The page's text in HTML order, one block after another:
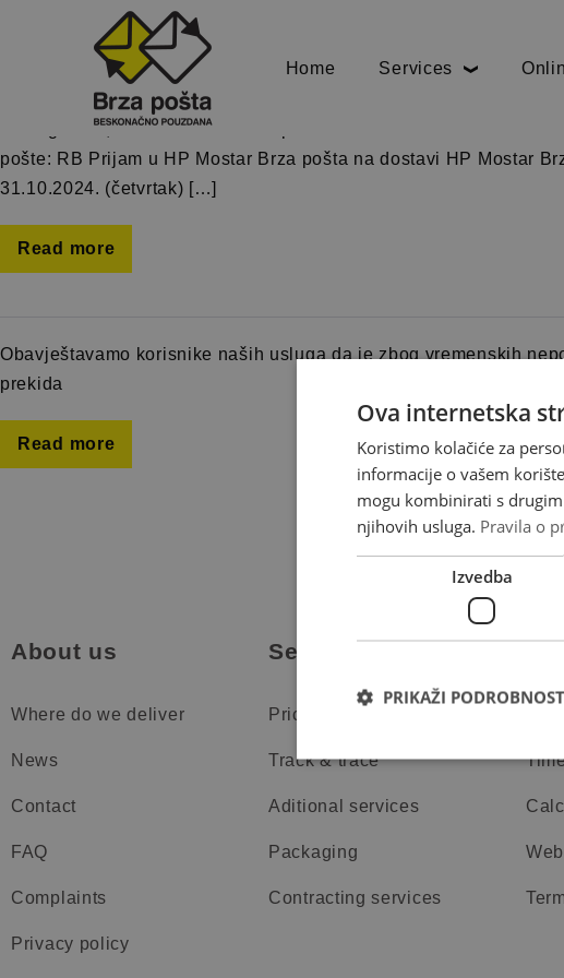
Home Services
Mjesec:Oktobar 2024.
Obavještavamo korisnike naših usluga da je povodom vjerskog
2024.godine, neradni dan za sve poštanske urede. U skladu s
pošte: RB Prijam u HP Mostar Brza pošta na dostavi HP Mostar
31.10.2024. (četvrtak) […]
Read more
Obavještavamo korisnike naših usluga da je zbog vremenskih
prekida
Read more
About us
Where do we deliver
News
Contact
FAQ
Complaints
Privacy policy
Services
Price list
Track & trace
Aditional services
Packaging
Contracting services
Ova internetska
Koristimo kolačiće za
informacije o vašem
mogu kombinirati s
njihovih usluga. Pravila o
Izvedba
PRIKAŽI